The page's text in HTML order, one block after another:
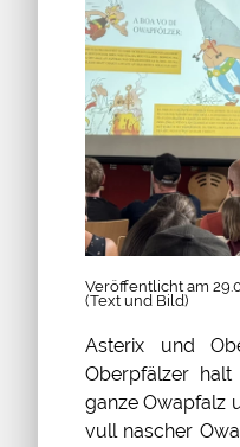
Veröffentlicht am
(Text und Bild)
Asterix und
Oberpfälzer
ganze Owapfalz
vull nascher